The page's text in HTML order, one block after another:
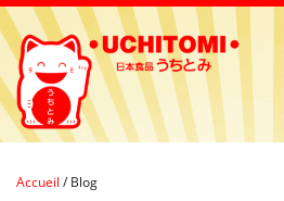
Accueil /Blog